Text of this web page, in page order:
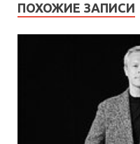
ПОХОЖИЕ ЗАПИСИ